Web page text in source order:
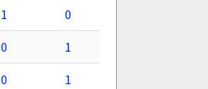
1 0
0 1
0
1